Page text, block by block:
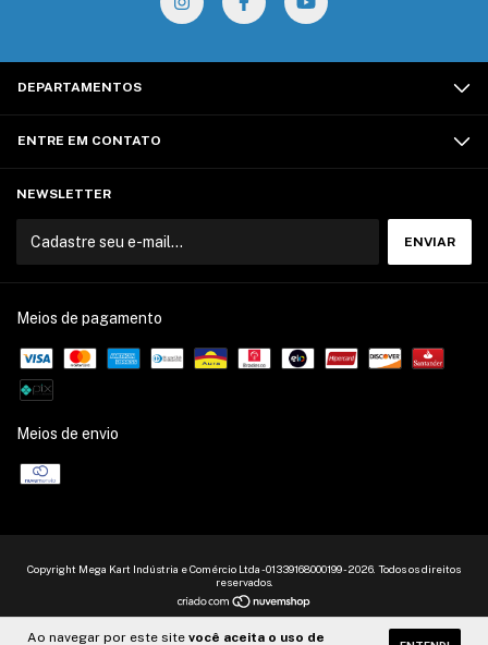
Ao navegar por este site você aceita o uso de
DEPARTAMENTOS
ENTRE EM CONTATO
NEWSLETTER
Meios de pagamento
Meios de envio
Copyright Mega Kart Indústria e Comércio Ltda - 01339168000199 - 2026. Todos os direitos
reservados.